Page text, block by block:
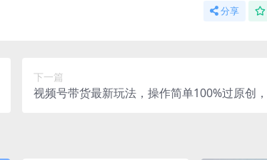
分享
下一篇
视频号带货最新玩法，操作简单100%过原创